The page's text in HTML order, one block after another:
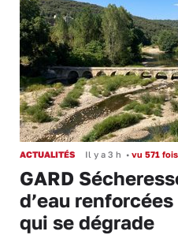
ACTUALITÉS Il y a 3 h • vu 571 fois
GARD
d’eau
qui se dégrade